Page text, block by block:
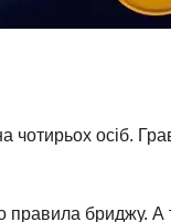
осіб.
правила бриджу. А